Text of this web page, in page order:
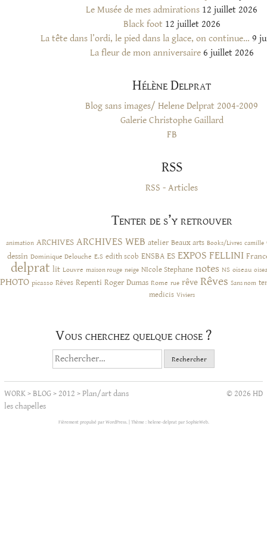
Le Musée de mes admirations 12 juillet 2026
Black foot 12 juillet 2026
La tête dans l’ordi, le pied dans la glace, on continue… 9
La fleur de mon anniversaire 6 juillet 2026
Hélène Delprat
Blog sans images/ Helene Delprat 2004-2009
Galerie Christophe Gaillard
FB
RSS
RSS - Articles
Tenter de s’y retrouver
animation ARCHIVES ARCHIVES WEB atelier Beaux arts Books/Livres camille
dessin Dominique Delouche E.S edith scob ENSBA ES EXPOS FELLINI
delprat lit Louvre maison rouge neige NIcole Stephane notes NS oiseau
PHOTO picasso Rêves Repenti Roger Dumas Rome rue rêve Rêves Sans nom
medicis Viviers
Vous cherchez quelque chose ?
Rechercher :
WORK>BLOG> 2012 >Plan/art dans
les chapelles
© 2026 HD
Fièrement propulsé par WordPress. Thème : helene-delprat par SophieWeb.